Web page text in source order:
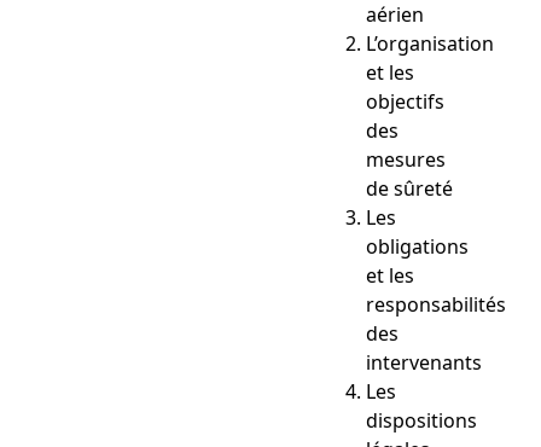
aérien
L’organisation
et les
objectifs
des
mesures
de sûreté
Les
obligations
et les
responsabilités
des
intervenants
Les
dispositions